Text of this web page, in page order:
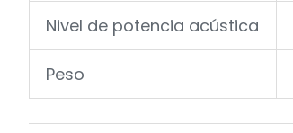
Nivel de potencia acústica
Peso